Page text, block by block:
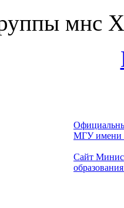
мнс
МГУ имени
Сайт